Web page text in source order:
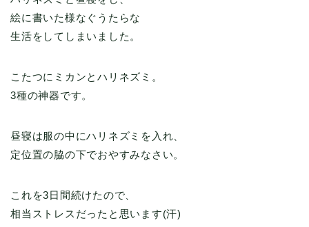
絵に書いた様なぐうたらな
生活をしてしまいました。
こたつにミカンとハリネズミ。
3種の神器です。
昼寝は服の中にハリネズミを入れ、
定位置の脇の下でおやすみなさい。
これを3日間続けたので、
相当ストレスだったと思います(汗)